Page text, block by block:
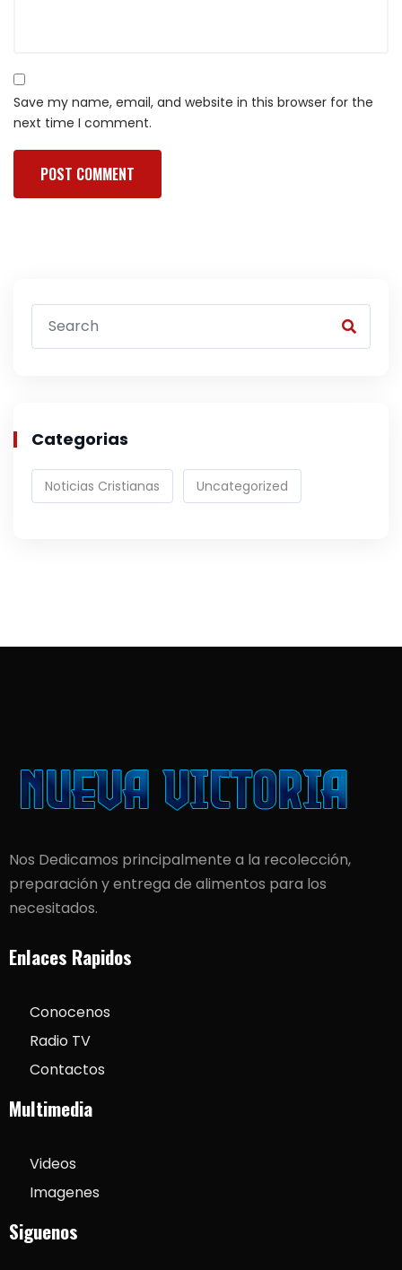
Save my name, email, and website in this browser for the
next time I comment.
Categorias
Noticias Cristianas Uncategorized
Nos Dedicamos principalmente a la recolección,
preparación y entrega de alimentos para los
necesitados.
Enlaces Rapidos
Conocenos
Radio TV
Contactos
Multimedia
Videos
Imagenes
Siguenos